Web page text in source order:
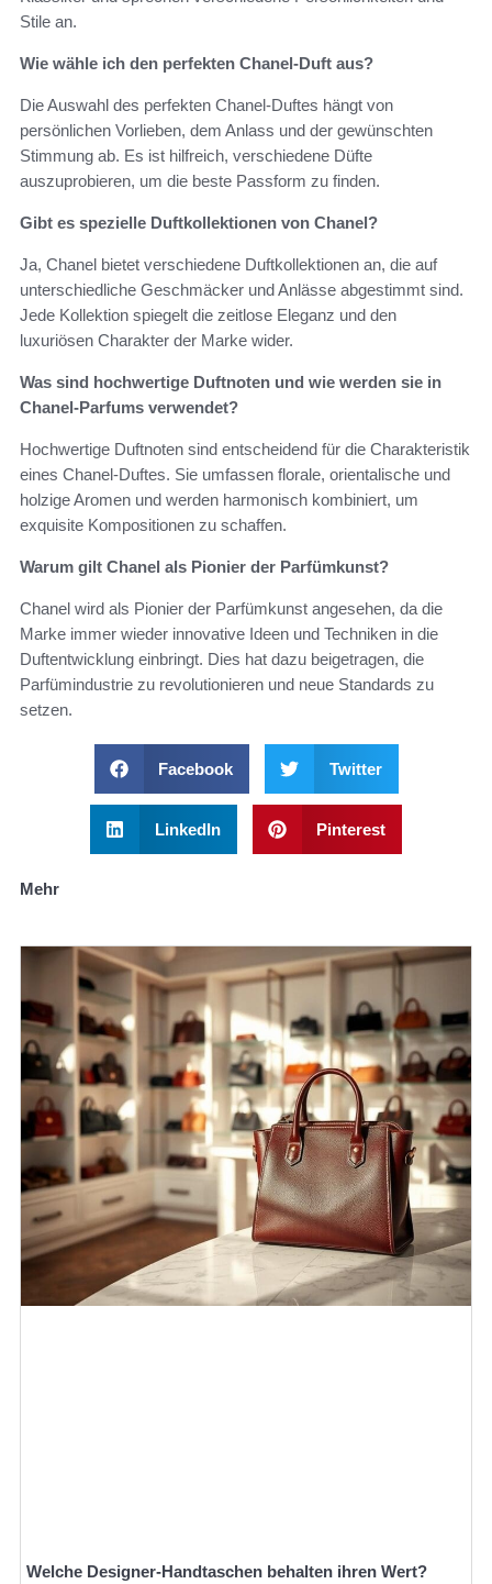
Stile an.
Wie wähle ich den perfekten Chanel-Duft aus?
Die Auswahl des perfekten Chanel-Duftes hängt von
persönlichen Vorlieben, dem Anlass und der gewünschten
Stimmung ab. Es ist hilfreich, verschiedene Düfte
auszuprobieren, um die beste Passform zu finden.
Gibt es spezielle Duftkollektionen von Chanel?
Ja, Chanel bietet verschiedene Duftkollektionen an, die auf
unterschiedliche Geschmäcker und Anlässe abgestimmt sind.
Jede Kollektion spiegelt die zeitlose Eleganz und den
luxuriösen Charakter der Marke wider.
Was sind hochwertige Duftnoten und wie werden sie in
Chanel-Parfums verwendet?
Hochwertige Duftnoten sind entscheidend für die Charakteristik
eines Chanel-Duftes. Sie umfassen florale, orientalische und
holzige Aromen und werden harmonisch kombiniert, um
exquisite Kompositionen zu schaffen.
Warum gilt Chanel als Pionier der Parfümkunst?
Chanel wird als Pionier der Parfümkunst angesehen, da die
Marke immer wieder innovative Ideen und Techniken in die
Duftentwicklung einbringt. Dies hat dazu beigetragen, die
Parfümindustrie zu revolutionieren und neue Standards zu
setzen.
Facebook Twitter
LinkedIn Pinterest
Mehr
Welche Designer-Handtaschen behalten ihren Wert?